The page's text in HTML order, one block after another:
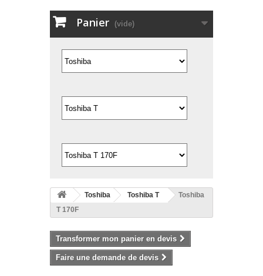
Panier (vide)
Toshiba Toshiba T
Toshiba
T 170F
Transformer mon panier en devis
Faire une demande de devis